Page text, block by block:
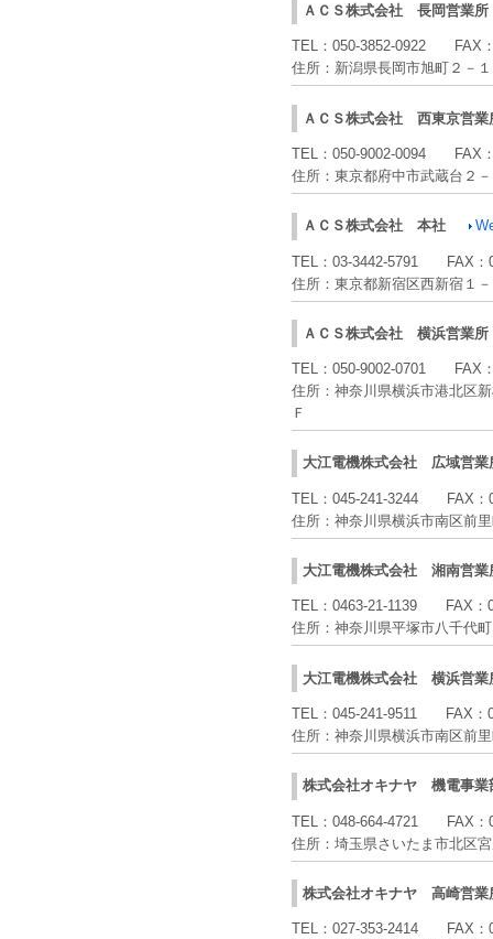
ＡＣＳ株式会社 長岡営業所
TEL： 050-3852-0922
FAX
住所： 新潟県長岡市旭町２－
ＡＣＳ株式会社 西東京営業
TEL： 050-9002-0094
FAX
住所： 東京都府中市武蔵台２
ＡＣＳ株式会社 本社
TEL： 03-3442-5791 FAX：
住所： 東京都新宿区西新宿１
ＡＣＳ株式会社 横浜営業所
TEL： 050-9002-0701
FAX
住所： 神奈川県横浜市港北区
Ｆ
大江電機株式会社 広域営業
TEL： 045-241-3244 FAX：
住所： 神奈川県横浜市南区前
大江電機株式会社 湘南営業
TEL： 0463-21-1139 FAX：
住所： 神奈川県平塚市八千代
大江電機株式会社 横浜営業
TEL： 045-241-9511 FAX：
住所： 神奈川県横浜市南区前
株式会社オキナヤ 機電事業
TEL： 048-664-4721 FAX：
住所： 埼玉県さいたま市北区
株式会社オキナヤ 高崎営業
TEL： 027-353-2414 FAX：